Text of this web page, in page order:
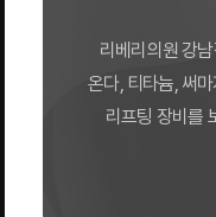
리베리의원 강
온다, 티타늄, 써
리프팅 장비를